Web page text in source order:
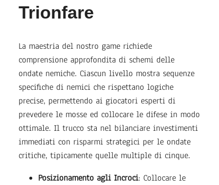
Trionfare
La maestria del nostro game richiede
comprensione approfondita di schemi delle
ondate nemiche. Ciascun livello mostra sequenze
specifiche di nemici che rispettano logiche
precise, permettendo ai giocatori esperti di
prevedere le mosse ed collocare le difese in modo
ottimale. Il trucco sta nel bilanciare investimenti
immediati con risparmi strategici per le ondate
critiche, tipicamente quelle multiple di cinque.
Posizionamento agli Incroci: Collocare le